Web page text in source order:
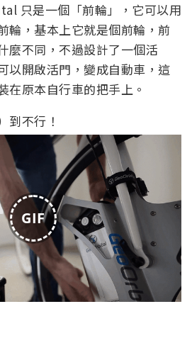
只是一個「前輪」，它可以用
輪，基本上它就是個前輪，前
麼不同，不過設計了一個活
以開啟活門，變成自動車，這
在原本自行車的把手上。
到不行！
GIF